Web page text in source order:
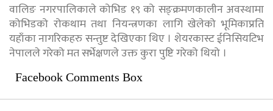
वालिङ नगरपालिकाले कोभिड १९ को सङ्क्रमणकालीन अवस्थामा
कोभिडको रोकथाम तथा नियन्त्रणका लागि खेलेको भूमिकाप्रति
यहाँका नागरिकहरु सन्तुष्ट देखिएका थिए । शेयरकास्ट ईनिसियटिभ
नेपालले गरेको मत सर्भेक्षणले उक्त कुरा पुष्टि गरेको थियो ।
Facebook Comments Box